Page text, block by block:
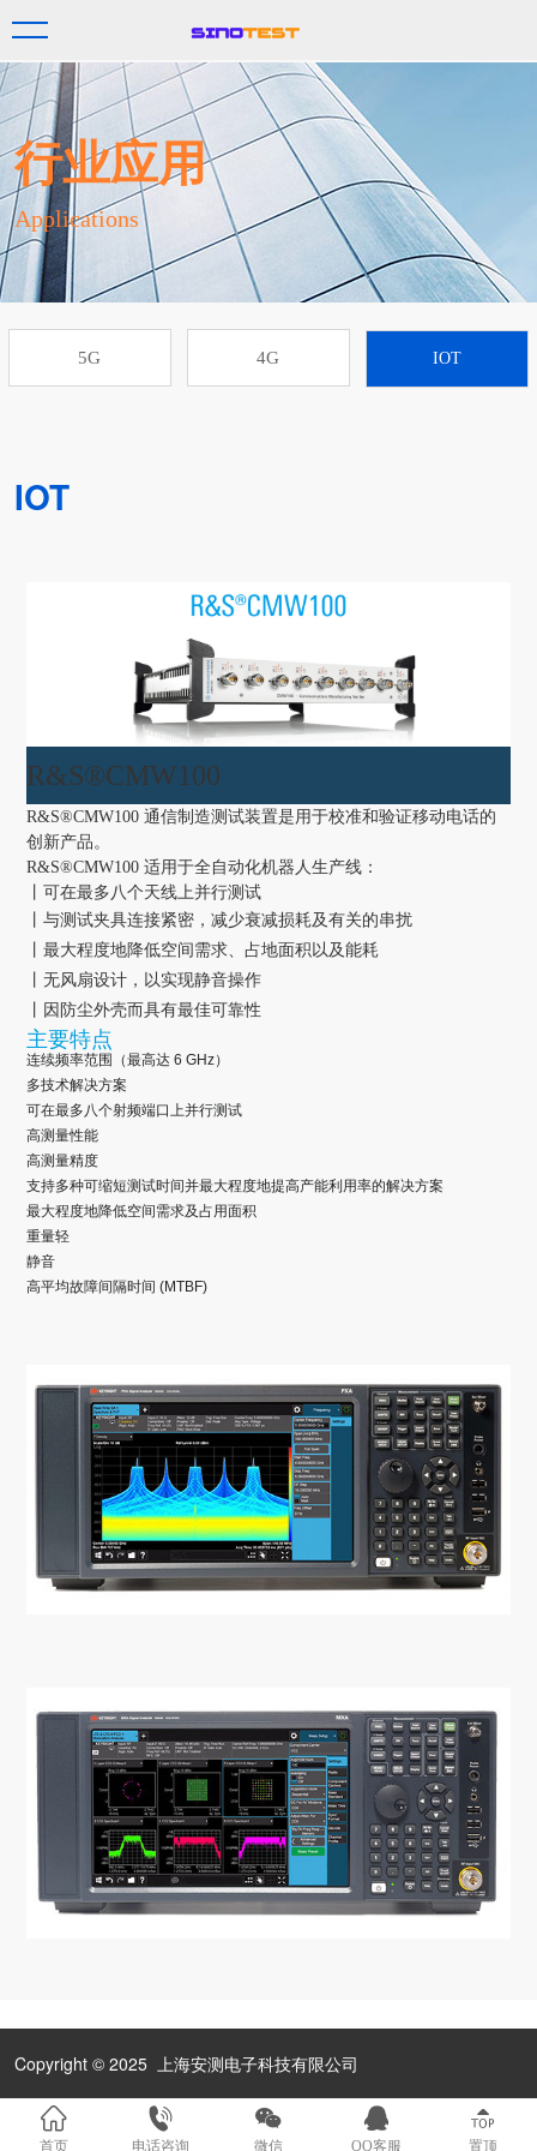
行业应用
Applications
5G 4G IOT
IOT
R&S®CMW100
R&S®CMW100 通信制造测试装置是用于校准和验证移动电话的
创新产品。
R&S®CMW100 适用于全自动化机器人生产线：
丨可在最多八个天线上并行测试
丨与测试夹具连接紧密，减少衰减损耗及有关的串扰
丨最大程度地降低空间需求、占地面积以及能耗
丨无风扇设计，以实现静音操作
因防尘外壳而具有最佳可靠性
主要特点
连续频率范围（最高达 6 GHz）
多技术解决方案
可在最多八个射频端口上并行测试
高测量性能
高测量精度
支持多种可缩短测试时间并最大程度地提高产能利用率的解决方案
最大程度地降低空间需求及占用面积
重量轻
静音
高平均故障间隔时间 (MTBF)
Copyright © 2025 上海安测电子科技有限公司
首页 电话咨询 微信 QQ客服 置顶